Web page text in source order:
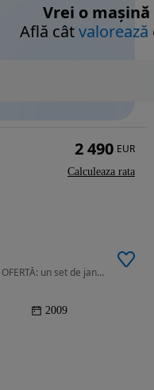
Vrei o mașină
Află câtvalorează
1596 cm3 • 100 CP • TITANIUM BENZINĂ OFERTĂ: un set de jante echipate cu anvelope noi 🛞
2009
2 490 EUR
Calculeaza rata